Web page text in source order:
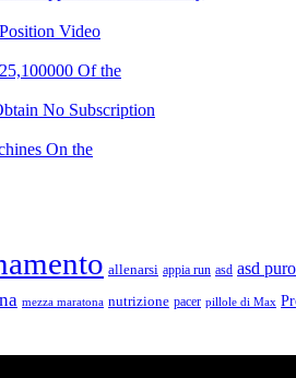
Video
Of the
No Subscription
On the
allenarsi appia run asd asd
mezza maratona nutrizione pacer pillole di Max